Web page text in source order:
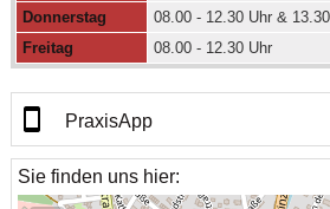
Donnerstag
08.00 - 12.30 Uhr &
Freitag
08.00 - 12.30 Uhr
PraxisApp
Sie finden uns hier: